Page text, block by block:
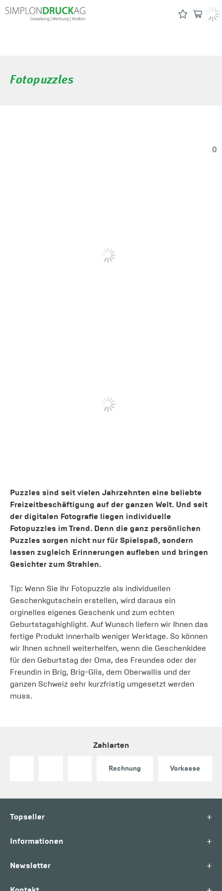
Fotopuzzles
0
Puzzles sind seit vielen Jahrzehnten eine beliebte
Freizeitbeschäftigung auf der ganzen Welt. Und seit
der digitalen Fotografie liegen individuelle
Fotopuzzles im Trend. Denn die ganz persönlichen
Puzzles sorgen nicht nur für Spielspaß, sondern
lassen zugleich Erinnerungen aufleben und bringen
Gesichter zum Strahlen.
Tip: Wenn Sie Ihr Fotopuzzle als individuellen
Geschenkgutschein erstellen, wird daraus ein
orginelles eigenes Geschenk und zum echten
Geburtstagshighlight. Auf Wunsch liefern wir Ihnen das
fertige Produkt innerhalb weniger Werktage. So können
wir Ihnen schnell weiterhelfen, wenn die Geschenkidee
für den Geburtstag der Oma, des Freundes oder der
Freundin in Brig, Brig-Glis, dem Oberwallis und der
ganzen Schweiz sehr kurzfristig umgesetzt werden
muss.
Zahlarten
Rechnung Vorkasse
Topseller +
Informationen +
Newsletter +